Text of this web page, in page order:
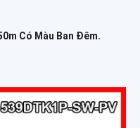
Có Màu Ban Ðêm.